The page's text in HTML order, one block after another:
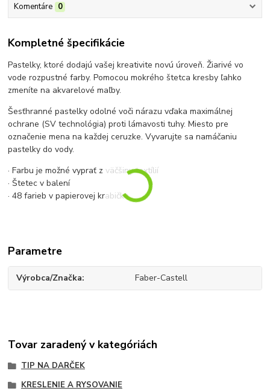
Komentáre 0
Kompletné špecifikácie
Pastelky, ktoré dodajú vašej kreativite novú úroveň. Žiarivé vo
vode rozpustné farby. Pomocou mokrého štetca kresby ľahko
zmeníte na akvarelové maľby.
Šesťhranné pastelky odolné voči nárazu vďaka maximálnej
ochrane (SV technológia) proti lámavosti tuhy. Miesto pre
označenie mena na každej ceruzke. Vyvarujte sa namáčaniu
pastelky do vody.
· Farbu je možné vyprať z väčšiny textílií
· Štetec v balení
· 48 farieb v papierovej krabičke
Parametre
Výrobca/Značka Faber-Castell
Tovar zaradený v kategóriách
TIP NA DARČEK
KRESLENIE A RYSOVANIE